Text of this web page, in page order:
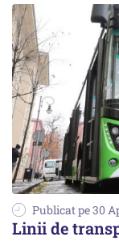
Publicat pe 30
Linii de